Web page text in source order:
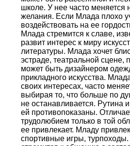
школе. У нее часто меняется
желания. Если Млада плохо
воздействовать на ее
Млада стремится к славе,
развит интерес к миру
литературы. Млада хочет
эстраде, театральной сцене,
может быть дизайнером
прикладного искусства.
своих интересах, часто
выбирая то, что больше по
не останавливается. Рутина
ей противопоказаны.
трудолюбием только в той
ее привлекает. Младу
спортивные игры,